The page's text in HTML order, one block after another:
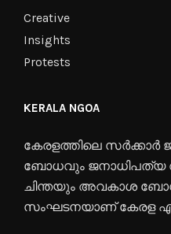
Creative
Insights
Protests
KERALA NGOA
കേരളത്തിലെ സർക്കാർ
ബോധവും ജനാധിപത്യ
ചിന്തയും അവകാശ
സംഘടനയാണ് കേരള